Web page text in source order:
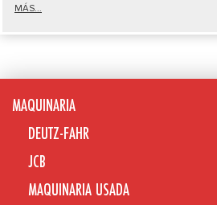
MÁS...
MAQUINARIA
DEUTZ-FAHR
JCB
MAQUINARIA USADA